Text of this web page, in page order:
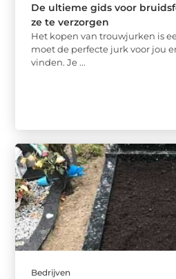
De ultieme gids voor
ze te verzorgen
Het kopen van trouwjurken is
moet de perfecte jurk voor jou
vinden. Je ...
Bedrijven